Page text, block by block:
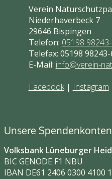
Verein
Niederhaverbeck 7
29646 Bispingen
Telefon: 05198
Telefax: 05198 98243-
E-Mail: info@verein-
Facebook| Instagram
Unsere Spendenkonten
Volksbank Lüneburger
BIC GENODE F1 NBU
IBAN DE61 2406 0300 4100